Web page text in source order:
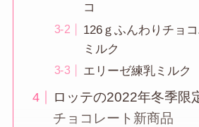
コ
126ｇふんわりチョ
ミルク
エリーゼ練乳ミルク
ロッテの2022年冬季
チョコレート新商品